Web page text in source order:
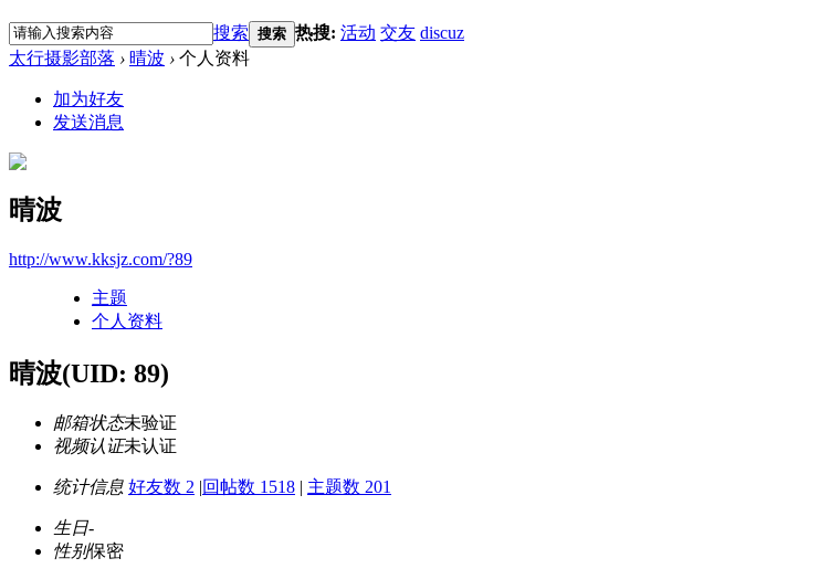
搜索 搜索 热搜: 活动 交友 discuz
太行摄影部落 › 晴波 › 个人资料
加为好友
发送消息
晴波
http://www.kksjz.com/?89
主题
个人资料
晴波(UID: 89)
邮箱状态未验证
视频认证未认证
统计信息 好友数 2 |回帖数 1518 | 主题数 201
生日-
性别保密